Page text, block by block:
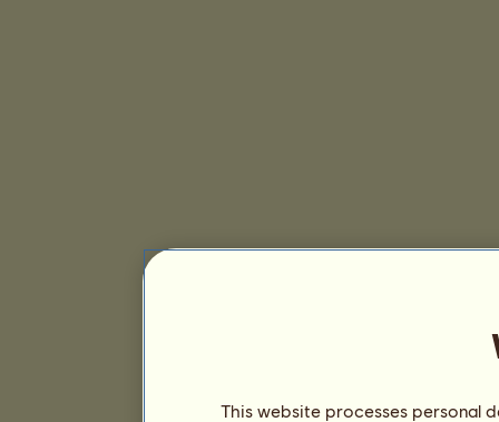
This website processes personal